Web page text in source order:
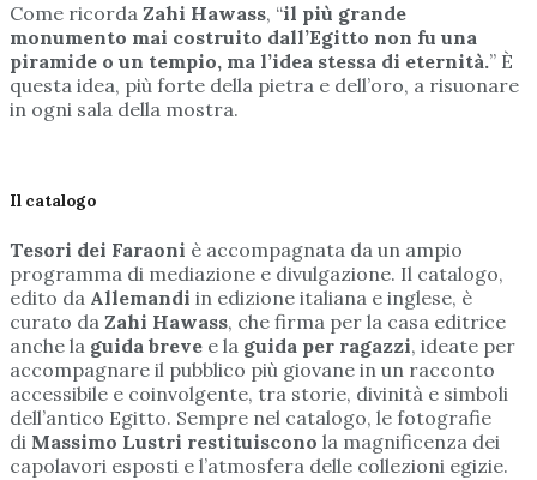
Come ricorda Zahi Hawass, “il più grande
monumento mai costruito dall’Egitto non fu una
piramide o un tempio, ma l’idea stessa di eternità.” È
questa idea, più forte della pietra e dell’oro, a risuonare
in ogni sala della mostra.
Il catalogo
Tesori dei Faraoni è accompagnata da un ampio
programma di mediazione e divulgazione. Il catalogo,
edito da Allemandi in edizione italiana e inglese, è
curato da Zahi Hawass, che firma per la casa editrice
anche la guida breve e la guida per ragazzi, ideate per
accompagnare il pubblico più giovane in un racconto
accessibile e coinvolgente, tra storie, divinità e simboli
dell’antico Egitto. Sempre nel catalogo, le fotografie
di Massimo Lustri restituiscono la magnificenza dei
capolavori esposti e l’atmosfera delle collezioni egizie.